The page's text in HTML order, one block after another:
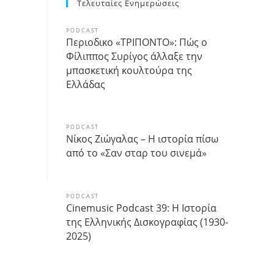
Τελευταίες Ενημερώσεις
PODCAST
Περιοδικο «ΤΡΙΠΟΝΤΟ»: Πώς ο
Φίλιππος Συρίγος άλλαξε την
μπασκετική κουλτούρα της
Ελλάδας
PODCAST
Νίκος Ζιώγαλας – Η ιστορία πίσω
από το «Σαν σταρ του σινεμά»
PODCAST
Cinemusic Podcast 39: Η Ιστορία
της Ελληνικής Δισκογραφίας (1930-
2025)